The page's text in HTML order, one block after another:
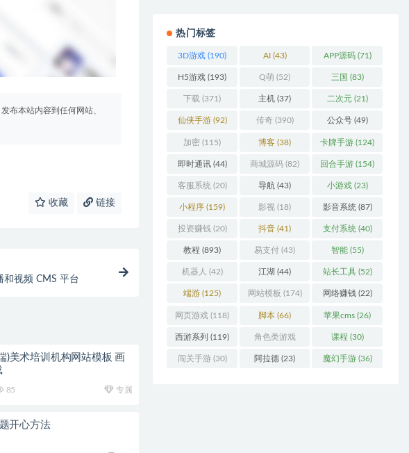
布本站内容到任何网站、
收藏 链接
和视频 CMS 平台
)美术培训机构网站模板 画
85 专属
开心方法
热门标签
3D游戏 (190) AI(43) APP源码(71)
H5游戏 (193) Q萌 (52) 三国 (83)
下载 (371) 主机 (37) 二次元(21)
仙侠手游(92) 传奇(390) 公众号(49)
加密 (115) 博客 (38) 卡牌手游 (124)
即时通讯(44) 商城源码 (82) 回合手游 (154)
客服系统 (20) 导航 (43) 小游戏(23)
小程序 (159) 影视 (18) 影音系统 (87)
投资赚钱 (20) 抖音 (41) 支付系统 (40)
教程 (893) 易支付 (43) 智能(55)
机器人 (42) 江湖 (44) 站长工具(52)
端游 (125) 网站模板 (174) 网络赚钱(22)
网页游戏 (118) 脚本 (66) 苹果cms (26)
西游系列 (119) 角色类游戏
(306)
课程 (30)
闯关手游(30) 阿拉德 (23) 魔幻手游(36)